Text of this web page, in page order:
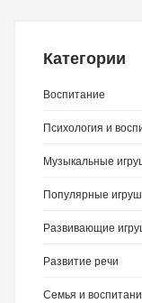
Категории
Воспитание
Психология и
Музыкальные
Популярные
Развивающие
Развитие речи
Семья и